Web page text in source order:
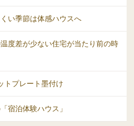
い季節は体感ハウスへ
度差が少ない住宅が当たり前の時
トプレート墨付け
宿泊体験ハウス」